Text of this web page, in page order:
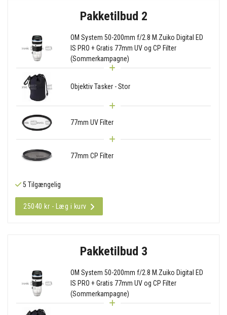
Pakketilbud 2
OM System 50-200mm f/2.8 M.Zuiko Digital ED
IS PRO + Gratis 77mm UV og CP Filter
(Sommerkampagne)
Objektiv Tasker - Stor
77mm UV Filter
77mm CP Filter
5 Tilgængelig
25040 kr - Læg i kurv
Pakketilbud 3
OM System 50-200mm f/2.8 M.Zuiko Digital ED
IS PRO + Gratis 77mm UV og CP Filter
(Sommerkampagne)